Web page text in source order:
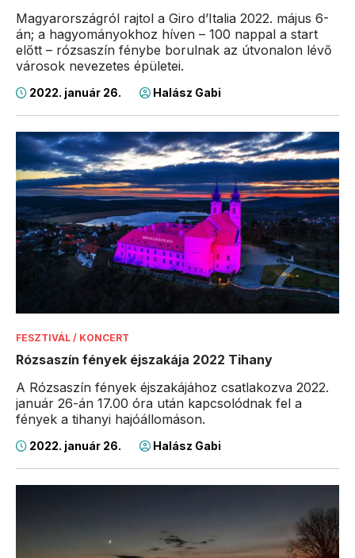
Magyarországról rajtol a Giro d’Italia 2022. május 6-
án; a hagyományokhoz híven – 100 nappal a start
előtt – rózsaszín fénybe borulnak az útvonalon lévő
városok nevezetes épületei.
2022. január 26. Halász Gabi
FESZTIVÁL / KONCERT
Rózsaszín fények éjszakája 2022 Tihany
A Rózsaszín fények éjszakájához csatlakozva 2022.
január 26-án 17.00 óra után kapcsolódnak fel a
fények a tihanyi hajóállomáson.
2022. január 26. Halász Gabi